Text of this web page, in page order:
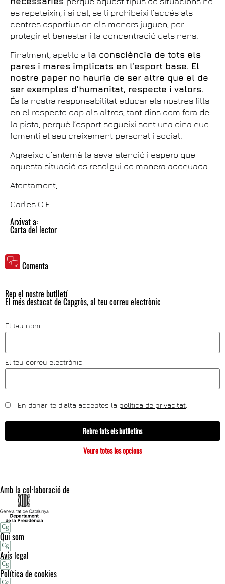
es repeteixin, i si cal, se li prohibeixi l’accés als
centres esportius on els menors juguen, per
protegir el benestar i la concentració dels nens.
Finalment, apel·lo a la consciència de tots els
pares i mares implicats en l’esport base. El
nostre paper no hauria de ser altre que el de
ser exemples d’humanitat, respecte i valors.
És la nostra responsabilitat educar els nostres fills
en el respecte cap als altres, tant dins com fora de
la pista, perquè l’esport segueixi sent una eina que
fomenti el seu creixement personal i social.
Agraeixo d’antemà la seva atenció i espero que
aquesta situació es resolgui de manera adequada.
Atentament,
Carles C.F.
Arxivat a:
Carta del lector
Comenta
Rep el nostre butlletí
El més destacat de Capgròs, al teu correu electrònic
El teu nom
El teu correu electrònic
En donar-te d'alta acceptes la política de privacitat
Rebre tots els butlletins
Veure totes les opcions
Amb la col·laboració de
Qui som
Avís legal
Política de cookies